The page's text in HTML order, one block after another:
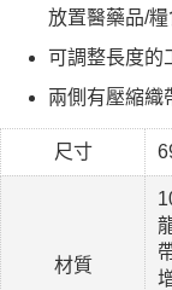
放置醫藥品/糧
可調整長度的
兩側有壓縮織
尺寸
材質